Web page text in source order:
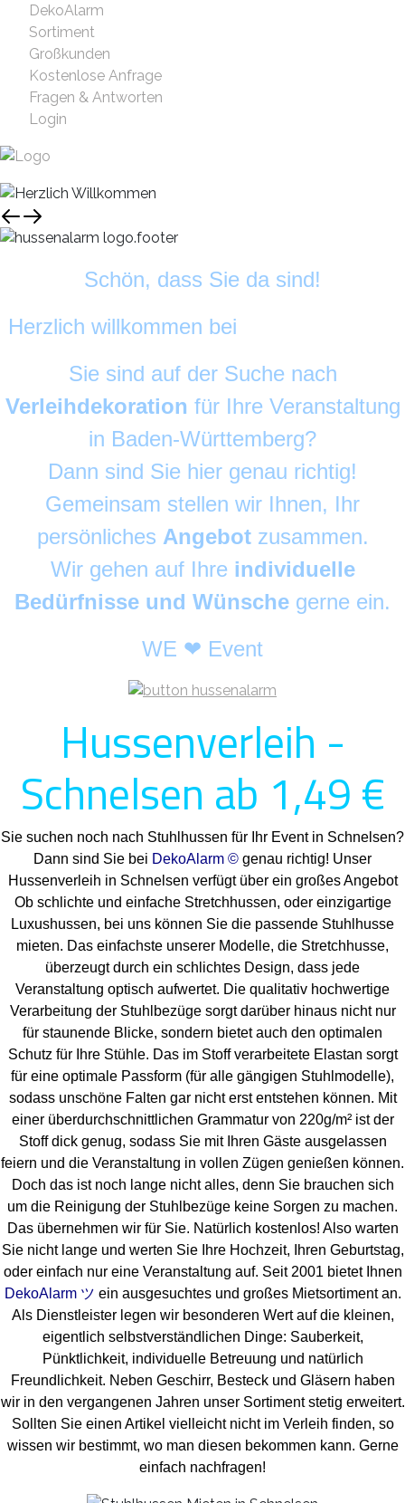
DekoAlarm
Sortiment
Großkunden
Kostenlose Anfrage
Fragen & Antworten
Login
Schön, dass Sie da sind!
Herzlich willkommen bei
Sie sind auf der Suche nach
Verleihdekoration für Ihre Veranstaltung
in Baden-Württemberg?
Dann sind Sie hier genau richtig!
Gemeinsam stellen wir Ihnen, Ihr
persönliches Angebot zusammen.
Wir gehen auf Ihre individuelle
Bedürfnisse und Wünsche gerne ein.
WE ❤ Event
Hussenverleih -
Schnelsen ab 1,49 €
Sie suchen noch nach Stuhlhussen für Ihr Event in Schnelsen?
Dann sind Sie bei DekoAlarm © genau richtig! Unser
Hussenverleih in Schnelsen verfügt über ein großes Angebot
Ob schlichte und einfache Stretchhussen, oder einzigartige
Luxushussen, bei uns können Sie die passende Stuhlhusse
mieten. Das einfachste unserer Modelle, die Stretchhusse,
überzeugt durch ein schlichtes Design, dass jede
Veranstaltung optisch aufwertet. Die qualitativ hochwertige
Verarbeitung der Stuhlbezüge sorgt darüber hinaus nicht nur
für staunende Blicke, sondern bietet auch den optimalen
Schutz für Ihre Stühle. Das im Stoff verarbeitete Elastan sorgt
für eine optimale Passform (für alle gängigen Stuhlmodelle),
sodass unschöne Falten gar nicht erst entstehen können. Mit
einer überdurchschnittlichen Grammatur von 220g/m² ist der
Stoff dick genug, sodass Sie mit Ihren Gäste ausgelassen
feiern und die Veranstaltung in vollen Zügen genießen können.
Doch das ist noch lange nicht alles, denn Sie brauchen sich
um die Reinigung der Stuhlbezüge keine Sorgen zu machen.
Das übernehmen wir für Sie. Natürlich kostenlos! Also warten
Sie nicht lange und werten Sie Ihre Hochzeit, Ihren Geburtstag,
oder einfach nur eine Veranstaltung auf. Seit 2001 bietet Ihnen
DekoAlarm ツ ein ausgesuchtes und großes Mietsortiment an.
Als Dienstleister legen wir besonderen Wert auf die kleinen,
eigentlich selbstverständlichen Dinge: Sauberkeit,
Pünktlichkeit, individuelle Betreuung und natürlich
Freundlichkeit. Neben Geschirr, Besteck und Gläsern haben
wir in den vergangenen Jahren unser Sortiment stetig erweitert.
Sollten Sie einen Artikel vielleicht nicht im Verleih finden, so
wissen wir bestimmt, wo man diesen bekommen kann. Gerne
einfach nachfragen!